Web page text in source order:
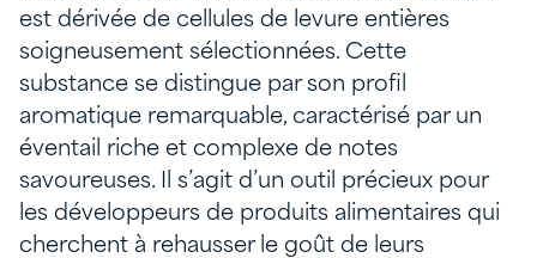
est dérivée de cellules de levure entières
soigneusement sélectionnées. Cette
substance se distingue par son profil
aromatique remarquable, caractérisé par un
éventail riche et complexe de notes
savoureuses. Il s’agit d’un outil précieux pour
les développeurs de produits alimentaires qui
cherchent à rehausser le goût de leurs